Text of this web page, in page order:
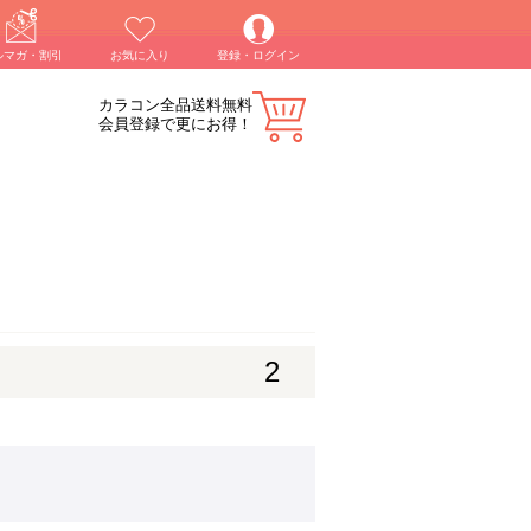
マガ・割引 お気に入り 登録・ログイン
カラコン全品送料無料
会員登録で更にお得！
2